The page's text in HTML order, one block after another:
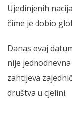
Ujedinjenih
čime je dobio
Danas ovaj
nije
zahtijeva
društva u cjelini.